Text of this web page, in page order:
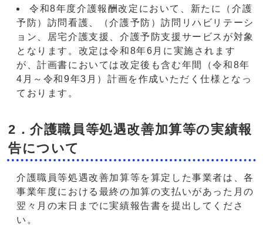
令和8年度介護報酬改定において、新たに（介護
予防）訪問看護、（介護予防）訪問リハビリテーシ
ョン、居宅介護支援、介護予防支援サービスが対象
となります。改定は令和8年6月に実施されます
が、計画書においては改定後も含む年間（令和8年
4月～令和9年3月）計画を作成いただく仕様となっ
ております。
2．介護職員等処遇改善加算等の実績報
告について
介護職員等処遇改善加算等を算定した事業者は、各
事業年度における最終の加算の支払いがあった月の
翌々月の末日までに実績報告書を提出してくださ
い。